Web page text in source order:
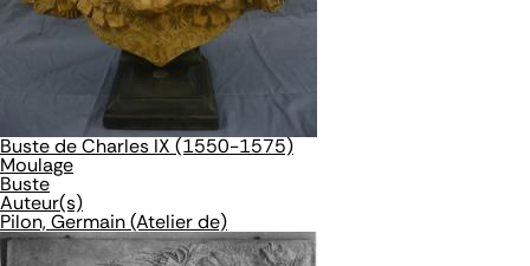
Buste de Charles IX (1550-1575)
Moulage
Buste
Auteur(s)
Pilon, Germain (Atelier de)